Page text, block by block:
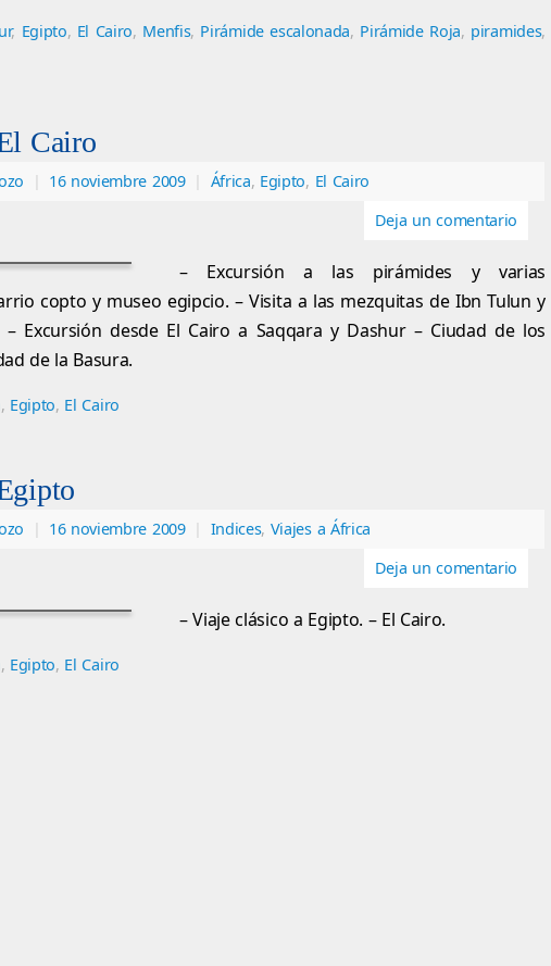
, Egipto, El Cairo, Menfis, Pirámide escalonada, Pirámide Roja, piramides,
Cairo
16 noviembre 2009 África, Egipto, El Cairo
Deja un comentario
– Excursión a las pirámides y varias
copto y museo egipcio. – Visita a las mezquitas de Ibn Tulun y
– Excursión desde El Cairo a Saqqara y Dashur – Ciudad de los
de la Basura.
, Egipto, El Cairo
16 noviembre 2009 Indices, Viajes a África
Deja un comentario
– Viaje clásico a Egipto. – El Cairo.
, Egipto, El Cairo